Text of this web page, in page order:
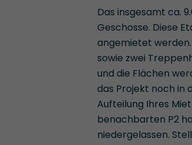
Das insgesamt ca.
Geschosse. Diese
angemietet
sowie zwei
und die Flächen
das Projekt noch in
Aufteilung Ihres
benachbarten P2
niedergelassen.